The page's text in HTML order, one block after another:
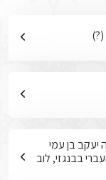
יעקב בן עמי
בבנגזי, לוב